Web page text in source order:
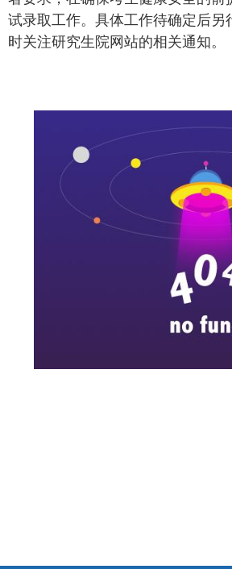
试录取工作。具体工作待确定后另
时关注研究生院网站的相关通知。